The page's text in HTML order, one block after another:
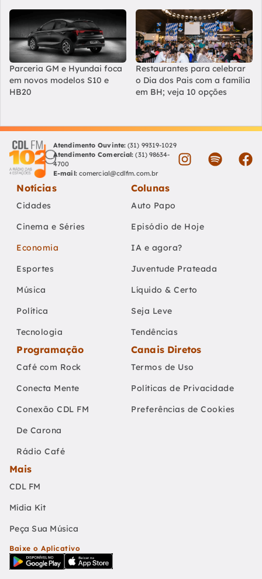
Parceria GM e Hyundai foca
em novos modelos S10 e
HB20
Restaurantes para celebrar
o Dia dos Pais com a família
em BH; veja 10 opções
Atendimento Ouvinte: (31) 99319-1029
Atendimento Comercial: (31) 98634-
4700
E-mail: comercial@cdlfm.com.br
Notícias
Cidades
Cinema e Séries
Economia
Esportes
Música
Política
Tecnologia
Colunas
Auto Papo
Episódio de Hoje
IA e agora?
Juventude Prateada
Líquido & Certo
Seja Leve
Tendências
Programação
Café com Rock
Conecta Mente
Conexão CDL FM
De Carona
Rádio Café
Canais Diretos
Termos de Uso
Políticas de Privacidade
Preferências de Cookies
Mais
CDL FM
Mídia Kit
Peça Sua Música
Baixe o Aplicativo